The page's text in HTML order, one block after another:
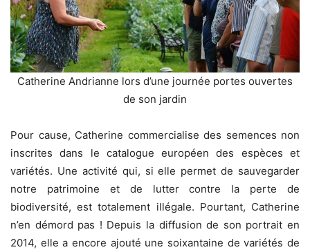
Catherine Andrianne lors d’une journée portes ouvertes
de son jardin
Pour cause, Catherine commercialise des semences non
inscrites dans le catalogue européen des espèces et
variétés. Une activité qui, si elle permet de sauvegarder
notre patrimoine et de lutter contre la perte de
biodiversité, est totalement illégale. Pourtant, Catherine
n’en démord pas ! Depuis la diffusion de son portrait en
2014, elle a encore ajouté une soixantaine de variétés de